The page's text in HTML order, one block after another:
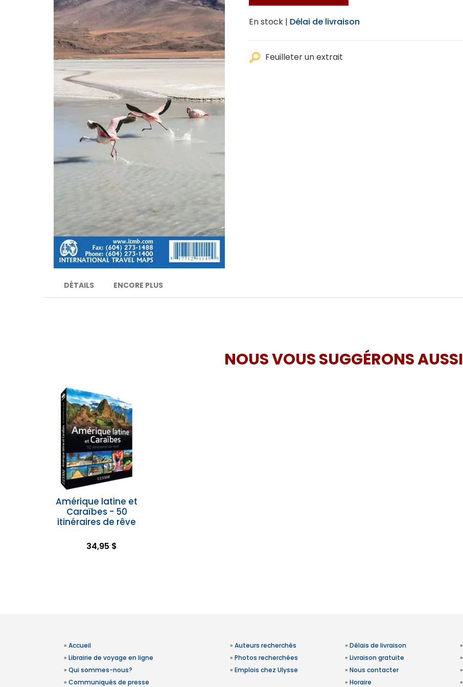
En stock | Délai de livraison
Feuilleter un extrait
DÉTAILS ENCORE PLUS
NOUS VOUS SUGGÉRONS AUSSI
Amérique latine et
Caraïbes - 50
itinéraires de rêve
34,95 $
» Accueil
» Librairie de voyage en ligne
» Qui sommes-nous?
» Communiqués de presse
» Auteurs recherchés
» Photos recherchées
» Emplois chez Ulysse
» Délais de livraison
» Livraison gratuite
» Nous contacter
» Horaire
»
»
»
»